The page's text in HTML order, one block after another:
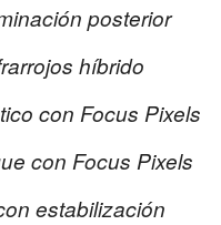
posterior
híbrido
con Focus Pixels
con Focus Pixels
estabilización